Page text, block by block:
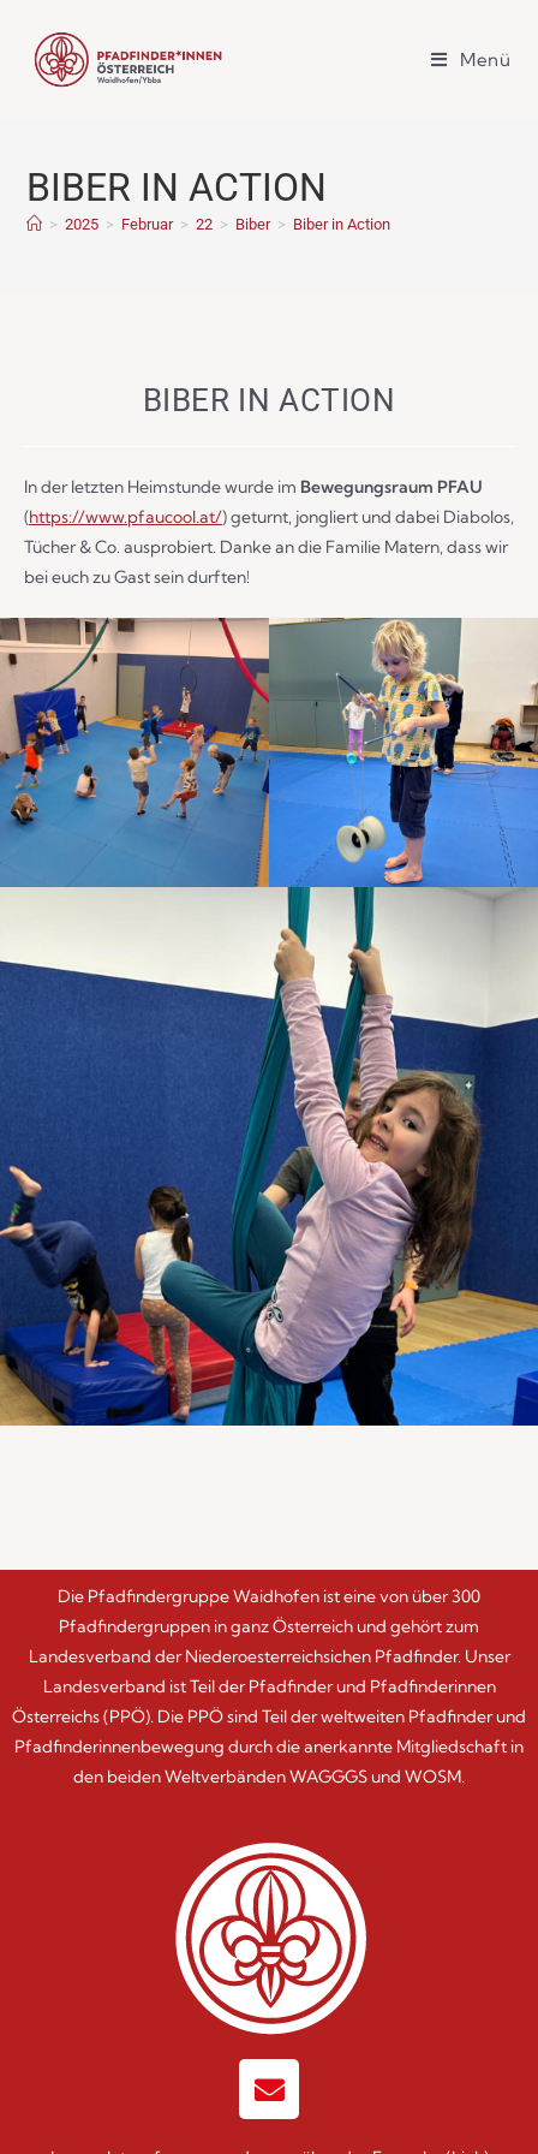
Menü
BIBER IN ACTION
> 2025 > Februar > 22 > Biber > Biber in Action
BIBER IN ACTION
In der letzten Heimstunde wurde im Bewegungsraum PFAU
(https://www.pfaucool.at/) geturnt, jongliert und dabei Diabolos,
Tücher & Co. ausprobiert. Danke an die Familie Matern, dass wir
bei euch zu Gast sein durften!
Die Pfadfindergruppe Waidhofen ist eine von über 300
Pfadfindergruppen in ganz Österreich und gehört zum
Landesverband der Niederoesterreichsichen Pfadfinder. Unser
Landesverband ist Teil der Pfadfinder und Pfadfinderinnen
Österreichs (PPÖ). Die PPÖ sind Teil der weltweiten Pfadfinder und
Pfadfinderinnenbewegung durch die anerkannte Mitgliedschaft in
den beiden Weltverbänden WAGGGS und WOSM.